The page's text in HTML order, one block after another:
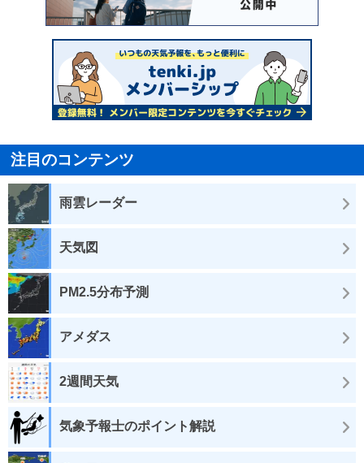
注目のコンテンツ
雨雲レーダー
天気図
PM2.5分布予測
アメダス
2週間天気
気象予報士のポイント解説